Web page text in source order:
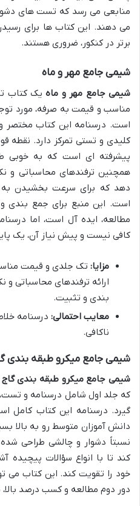
منابعی می رسد که تست های
می دهند. این کتاب ها برای
برتر در کنکور، ضروری هستند.
شیمی جامع مهر و ماه
شیمی جامع مهر و ماهیک کتاب
مناسب و قیمت به صرفه، مورد
است. درسنامه این کتاب مختصر
کلیدی و تستی تمرکز دارد. نقطه
پیشرفته ای است که به خوبی
همچنین ترفندهای محاسباتی و
دهد که برای سرعت بخشیدن
است. این منبع برای جمع بندی
مطالعه، ایده آل است، اما
کافی نیست و پیش نیاز آن، یک
مزایا: تک جلدی و قیمت
ارائه ترفندهای محاسباتی و
بندی و تثبیت.
معایب احتمالی: درسنامه
ناکافی.
شیمی جامع میکرو طبقه بندی
شیمی جامع میکرو طبقه بندی گاج
که جلد اول شامل درسنامه و
گیرد. درسنامه این کتاب کامل
دانش آموزان متوسط رو به بالا
نسبتاً دشوار و چالشی طراحی
کند تا با انواع سؤالات
خود را تقویت کند. این کتاب می
دور دوم مطالعه و کسب درصد بالا،